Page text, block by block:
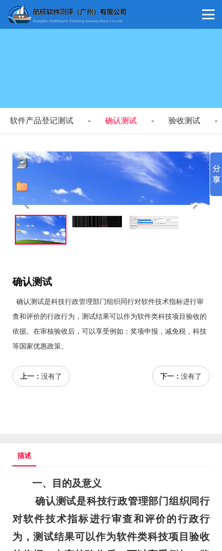
软件产品登记测试 - 确认测试 - 验收测试 -
确认测试
确认测试是科技行政管理部门组织同行对软件技术指标进行审
查和评价的行政行为，测试结果可以作为软件类科技项目验收的
依据。在审核验收后，可以享受例如：奖项申报，减免税，科技
等国家优惠政策。
上一： 没有了 下一： 没有了
描述
一、目的及意义
确认测试是科技行政管理部门组织同行
对软件技术指标进行审查和评价的行政行
为，测试结果可以作为软件类科技项目验收